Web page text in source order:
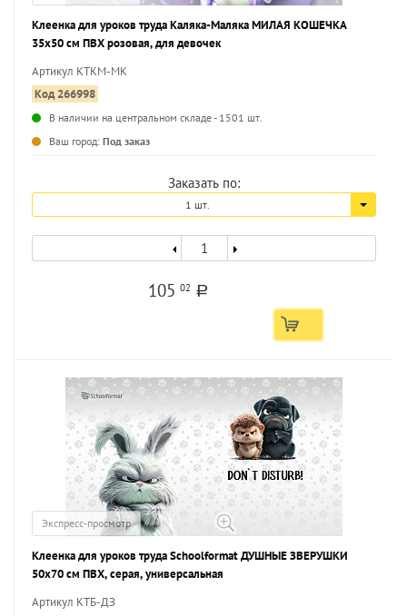
Клеенка для уроков труда Каляка-Маляка МИЛАЯ КОШЕЧКА
35х50 см ПВХ розовая, для девочек
Артикул КТКМ-МК
Код 266998
В наличии на центральном складе - 1501 шт.
Ваш город: Под заказ
Заказать по:
1 шт.
10502 a
Экспресс-просмотр
Клеенка для уроков труда Schoolformat ДУШНЫЕ ЗВЕРУШКИ
50х70 см ПВХ, серая, универсальная
Артикул КТБ-ДЗ